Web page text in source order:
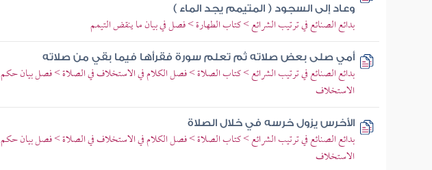
وعاد إلى السجود ( المتيمم يجد الماء )
بدائع الصنائع في ترتيب الشرائع > كتاب الطهارة > فصل في بيان ما ينقض التيمم
أمي صلى بعض صلاته ثم تعلم سورة فقرأها فيما بقي من صلاته
بدائع الصنائع في ترتيب الشرائع > كتاب الصلاة > فصل الكلام في الاستخلاف في الصلاة > فصل بيان حكم
الاستخلاف
الأخرس يزول خرسه في خلال الصلاة
بدائع الصنائع في ترتيب الشرائع > كتاب الصلاة > فصل الكلام في الاستخلاف في الصلاة > فصل بيان حكم
الاستخلاف